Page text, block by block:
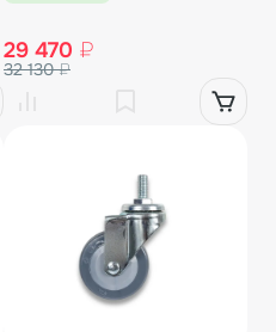
29 470 ₽
32 130₽